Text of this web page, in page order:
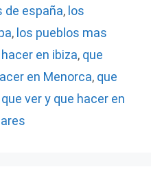
de españa, los
, los pueblos mas
en ibiza, que
en Menorca, que
que ver y que hacer en